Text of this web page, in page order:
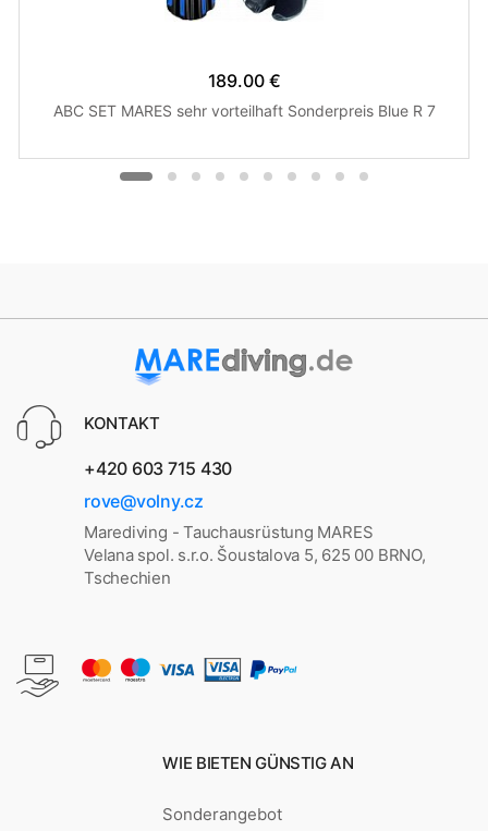
189.00 €
ABC SET MARES sehr vorteilhaft Sonderpreis Blue R 7
KONTAKT
+420 603 715 430
rove@volny.cz
Marediving - Tauchausrüstung MARES
Velana spol. s.r.o. Šoustalova 5, 625 00 BRNO,
Tschechien
WIE BIETEN GÜNSTIG AN
Sonderangebot